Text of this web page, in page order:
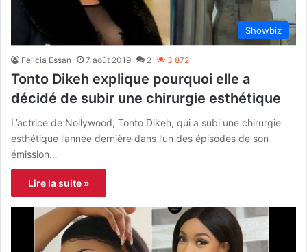
Showbiz
Felicia Essan 7 août 2019 2 3 872
Tonto Dikeh explique pourquoi elle a
décidé de subir une chirurgie esthétique
L’actrice de Nollywood, Tonto Dikeh, qui a subi une chirurgie
esthétique l’année dernière dans l’un des épisodes de son
émission…
Lire la suite »